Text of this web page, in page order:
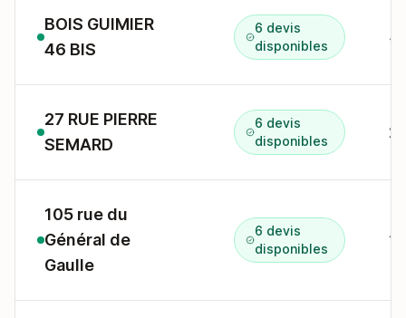
BOIS GUIMIER
46 BIS
6 devis
disponibles
27 RUE PIERRE
SEMARD
6 devis
disponibles
105 rue du
Général de
Gaulle
6 devis
disponibles